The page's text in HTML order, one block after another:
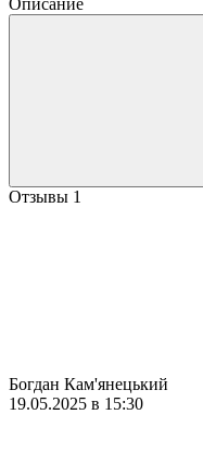
Отзывы 1
Богдан Кам'янецький
19.05.2025 в 15:30